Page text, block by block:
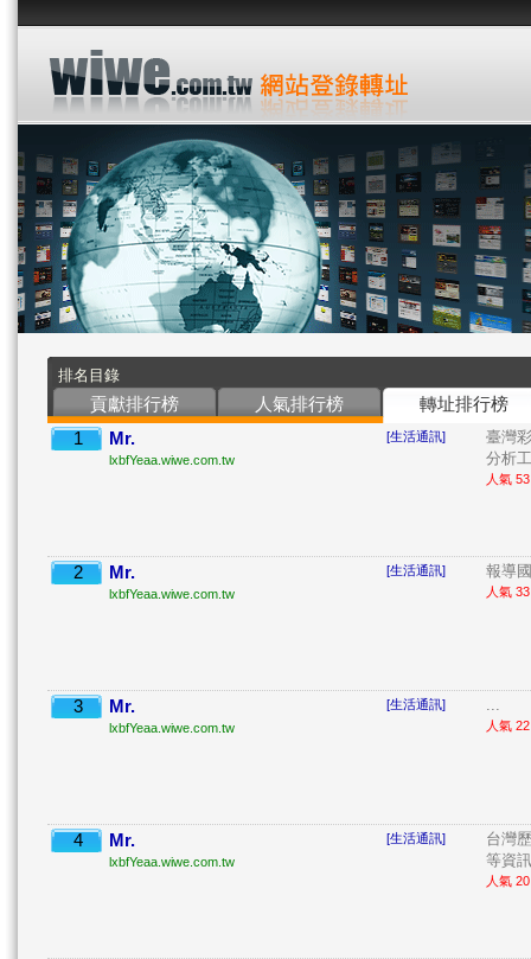
排名目錄
貢獻排行榜 人氣排行榜
轉址排行榜
1
Mr.
lxbfYeaa.wiwe.com.tw
[生活通訊]
臺灣
分析
人氣
2 Mr.
lxbfYeaa.wiwe.com.tw
[生活通訊] 報導
人氣
3 Mr.
lxbfYeaa.wiwe.com.tw
[生活通訊] ...
人氣
4 Mr.
lxbfYeaa.wiwe.com.tw
[生活通訊]
台灣
等資
人氣